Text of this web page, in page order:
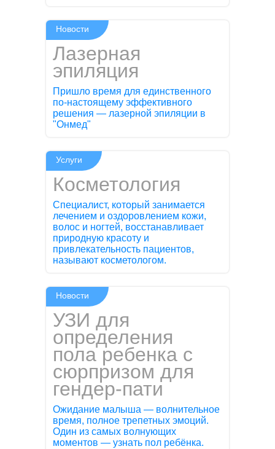
Лазерная
эпиляция
Пришло время для единственного
по-настоящему эффективного
решения — лазерной эпиляции в
"Онмед"
Новости
Косметология
Специалист, который занимается
лечением и оздоровлением кожи,
волос и ногтей, восстанавливает
природную красоту и
привлекательность пациентов,
называют косметологом.
Услуги
УЗИ для
определения
пола ребенка с
сюрпризом для
гендер-пати
Ожидание малыша — волнительное
время, полное трепетных эмоций.
Один из самых волнующих
моментов — узнать пол ребёнка.
Новости